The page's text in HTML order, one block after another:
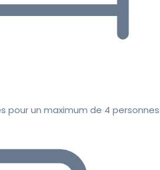
pour un maximum de 4 personnes